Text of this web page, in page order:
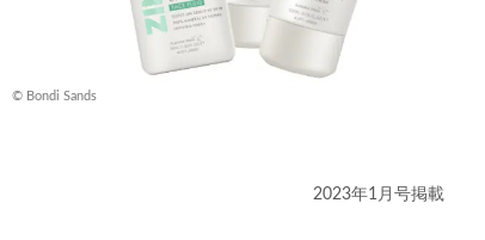
© Bondi Sands
2023年1月号掲載